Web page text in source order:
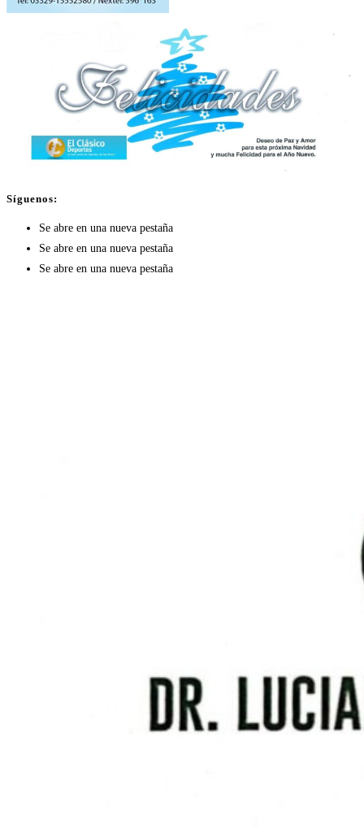
Síguenos:
Se abre en una nueva pestaña
Se abre en una nueva pestaña
Se abre en una nueva pestaña